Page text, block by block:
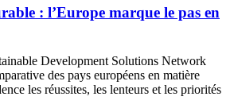
: l’Europe marque le pas en
Development Solutions Network
des pays européens en matière
les réussites, les lenteurs et les priorités